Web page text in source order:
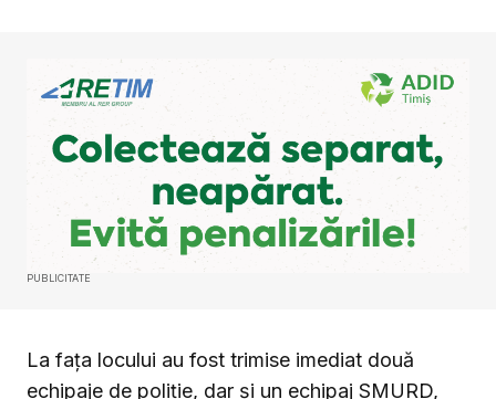
PUBLICITATE
La fața locului au fost trimise imediat două
echipaje de poliție, dar și un echipaj SMURD,